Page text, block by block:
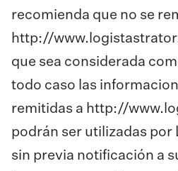
recomienda que no se
http://
que sea considerada
todo caso las
remitidas a http://
podrán ser utilizadas por
sin previa notificación a